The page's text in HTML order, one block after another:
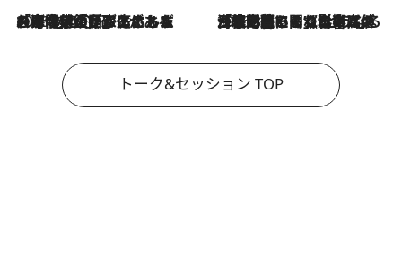
2026.8.3
「今後値上げがあるとすれば…」「リスクがあるのは今年の冬」エネルギー専門家が語る、ホルムズ海峡封鎖が家庭にもたらす“ある心配” 2026.8.3
「住宅建てられない…」「サーチャージ料の高値が続いている」ホルムズ海峡封鎖による影響はいつまで続く？《エネルギー専門家に聞く“どうなる日本の暮らし”》
トーク&セッション TOP